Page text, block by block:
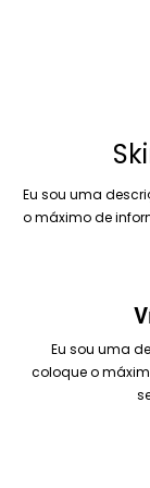
Eu sou uma
o máximo de
Eu sou uma
coloque o